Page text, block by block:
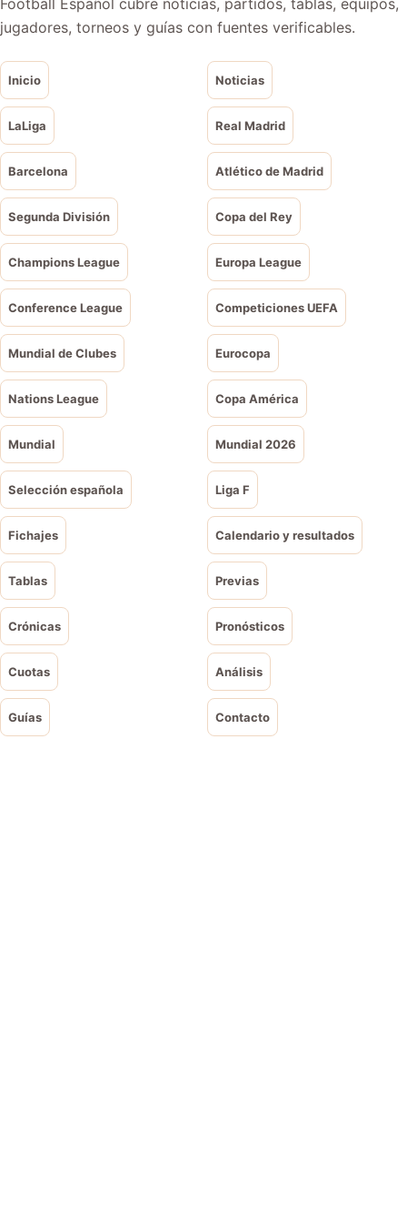
Football Español cubre noticias, partidos, tablas, equipos,
jugadores, torneos y guías con fuentes verificables.
Inicio Noticias
LaLiga Real Madrid
Barcelona Atlético de Madrid
Segunda División Copa del Rey
Champions League Europa League
Conference League Competiciones UEFA
Mundial de Clubes Eurocopa
Nations League Copa América
Mundial Mundial 2026
Selección española Liga F
Fichajes Calendario y resultados
Tablas Previas
Crónicas Pronósticos
Cuotas Análisis
Guías Contacto